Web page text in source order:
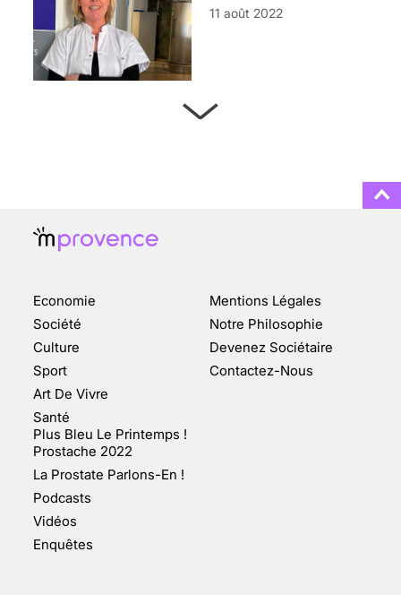
11 août 2022
CHANGEMENT DE SEXE :
DES DEMANDES
TOUJOURS PLUS
NOMBREUSES
Economie
Société
Culture
Sport
Art De Vivre
Santé
Plus Bleu Le Printemps !
Prostache 2022
La Prostate Parlons-En !
Podcasts
Vidéos
Enquêtes
Mentions Légales
Notre Philosophie
Devenez Sociétaire
Contactez-Nous